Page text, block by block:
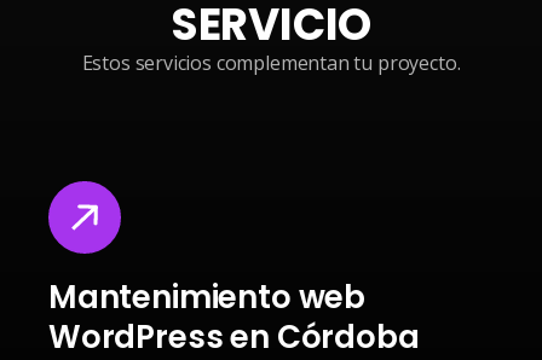
SERVICIO
Estos servicios complementan tu proyecto.
Mantenimiento web
WordPress en Córdoba